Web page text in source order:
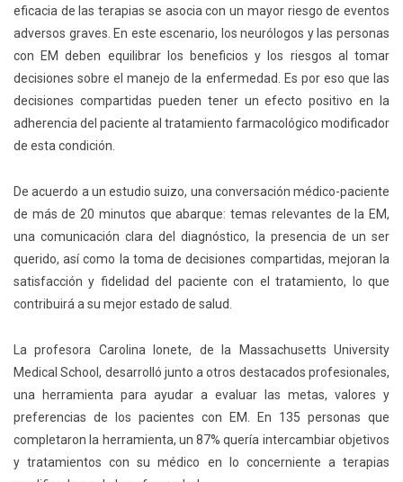
eficacia de las terapias se asocia con un mayor riesgo de eventos
adversos graves. En este escenario, los neurólogos y las personas
con EM deben equilibrar los beneficios y los riesgos al tomar
decisiones sobre el manejo de la enfermedad. Es por eso que las
decisiones compartidas pueden tener un efecto positivo en la
adherencia del paciente al tratamiento farmacológico modificador
de esta condición.
De acuerdo a un estudio suizo, una conversación médico-paciente
de más de 20 minutos que abarque: temas relevantes de la EM,
una comunicación clara del diagnóstico, la presencia de un ser
querido, así como la toma de decisiones compartidas, mejoran la
satisfacción y fidelidad del paciente con el tratamiento, lo que
contribuirá a su mejor estado de salud.
La profesora Carolina Ionete, de la Massachusetts University
Medical School, desarrolló junto a otros destacados profesionales,
una herramienta para ayudar a evaluar las metas, valores y
preferencias de los pacientes con EM. En 135 personas que
completaron la herramienta, un 87% quería intercambiar objetivos
y tratamientos con su médico en lo concerniente a terapias